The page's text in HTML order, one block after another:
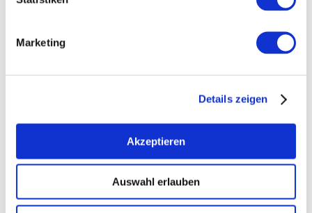
Marketing
Details zeigen
Akzeptieren
Auswahl erlauben
können. Seine besondere Bedeutung verlor der
Oppenheimer Untergrund Mitte des 17.
Neues Leben für den Oppenheimer
Untergrund
Nachdem das unterirdische Kellersystem fast 3